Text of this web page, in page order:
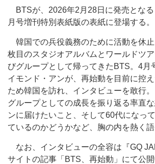
BTSが、2026年2月28日に発売とな
月号増刊特別表紙版の表紙に登場する。
韓国での兵役義務のために活動を休
枚目のスタジオアルバムとワールドツ
びグループとして帰ってきたBTS。4月
イモンド・アンが、再始動を目前に控
ため韓国を訪れ、インタビューを敢行。
グループとしての成長を振り返る率直
ンに届けたいこと、そして60代になっ
ているのかどうかなど、胸の内を熱く語
なお、インタビューの全容は『GQ
サイトの記事「BTS、再始動」にて公開